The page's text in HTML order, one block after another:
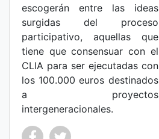
escogerán entre las ideas
surgidas del proceso
participativo, aquellas que
tiene que consensuar con el
CLIA para ser ejecutadas con
los 100.000 euros destinados
a proyectos
intergeneracionales.